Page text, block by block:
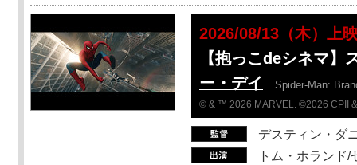
2026/08/13（木）上
【抱っこdeシネマ】
ー・デイ
Spider-Man:
© & ™ 2026 MARVEL. ©2026 CPII
デスティン・ダ
トム・ホランド